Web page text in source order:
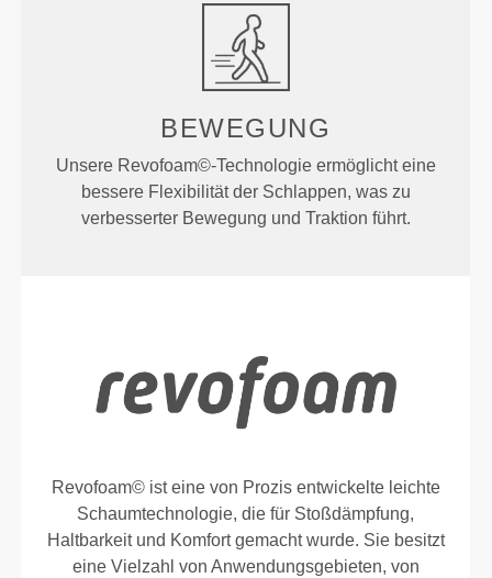
BEWEGUNG
Unsere Revofoam©-Technologie ermöglicht eine
bessere Flexibilität der Schlappen, was zu
verbesserter Bewegung und Traktion führt.
Revofoam© ist eine von Prozis entwickelte leichte
Schaumtechnologie, die für Stoßdämpfung,
Haltbarkeit und Komfort gemacht wurde. Sie besitzt
eine Vielzahl von Anwendungsgebieten, von